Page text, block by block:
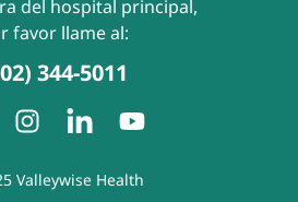
del hospital principal,
favor llame al:
344-5011
Valleywise Health